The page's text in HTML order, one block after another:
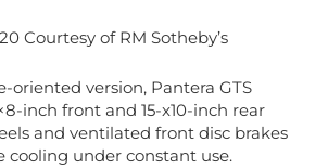
Courtesy of RM Sotheby’s
oriented version, Pantera GTS
inch front and 15-x10-inch rear
and ventilated front disc brakes
cooling under constant use.